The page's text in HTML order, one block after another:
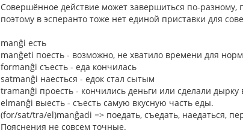
Совершённое действие может завершиться по-разному,
поэтому в эсперанто тоже нет единой приставки для
manĝi есть
manĝeti поесть - возможно, не хватило времени для
formanĝi съесть - еда кончилась
satmanĝi наесться - едок стал сытым
tramanĝi проесть - кончились деньги или сделали дырку
elmanĝi выесть - съесть самую вкусную часть еды.
(for/sat/tra/el)manĝadi => поедать, съедать, наедаться,
Пояснения не совсем точные.